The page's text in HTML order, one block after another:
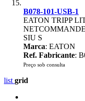
B078-101-USB-1
EATON TRIPP
SIU S
Marca: EATON
Ref. Fabricante:
Preço sob consulta
list grid